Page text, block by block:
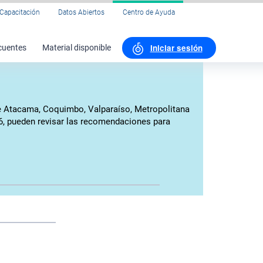
Capacitación Datos Abiertos Centro de Ayuda
Material disponible Iniciar sesión
Coquimbo, Valparaíso, Metropolitana
pueden revisar las recomendaciones para